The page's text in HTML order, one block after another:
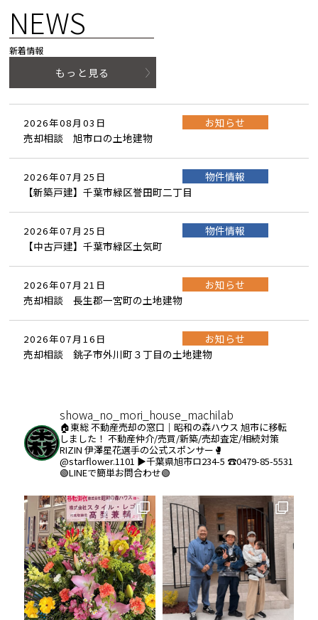
NEWS
新着情報
もっと見る
2026年08月03日
お知らせ
売却相談 旭市ロの土地建物
2026年07月25日
物件情報
【新築戸建】千葉市緑区誉田町二丁目
2026年07月25日
物件情報
【中古戸建】千葉市緑区土気町
2026年07月21日
お知らせ
売却相談 長生郡一宮町の土地建物
2026年07月16日
お知らせ
売却相談 銚子市外川町３丁目の土地建物
showa_no_mori_house_machilab
🏠東総 不動産売却の窓口｜昭和の森ハウス 旭市に移転
しました！ 不動産仲介/売買/新築/売却査定/相続対策
RIZIN 伊澤星花選手の公式スポンサー🥊
@starflower.1101 ▶︎千葉県旭市ロ234-5 ☎️0479-85-5531
🟢LINEで簡単お問合わせ🟢